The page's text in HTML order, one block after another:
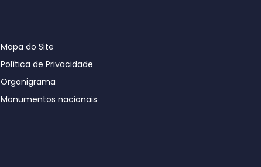
Mapa do Site
Política de Privacidade
Organigrama
Monumentos nacionais